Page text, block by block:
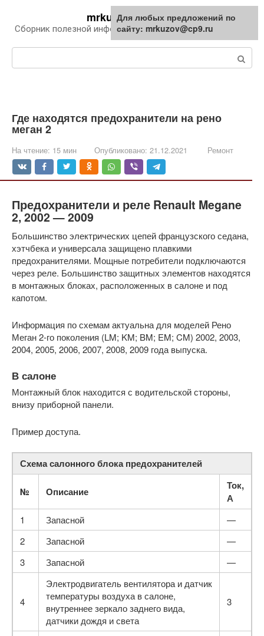
контенту
mrkuzov.ru
Сборник полезной информации про автомобили
Где находятся предохранители на рено
меган 2
На чтение: 15 мин Опубликовано: 21.12.2021 Ремонт
Предохранители и реле Renault Megane
2, 2002 — 2009
Большинство электрических цепей французского седана,
хэтчбека и универсала защищено плавкими
предохранителями. Мощные потребители подключаются
через реле. Большинство защитных элементов находятся
в монтажных блоках, расположенных в салоне и под
капотом.
Информация по схемам актуальна для моделей Рено
Меган 2-го поколения (LM; KM; BM; EM; CM) 2002, 2003,
2004, 2005, 2006, 2007, 2008, 2009 года выпуска.
В салоне
Монтажный блок находится с водительской стороны,
внизу приборной панели.
Пример доступа.
Схема салонного блока предохранителей
№ Описание
Ток,
А
1 Запасной
—
2
Запасной
—
3
Запасной —
4
Электродвигатель вентилятора и датчик
температуры воздуха в салоне,
внутреннее зеркало заднего вида,
датчики дождя и света
3
Для любых предложений по
сайту: mrkuzov@cp9.ru
Для любых предложений по
сайту: mrkuzov@cp9.ru